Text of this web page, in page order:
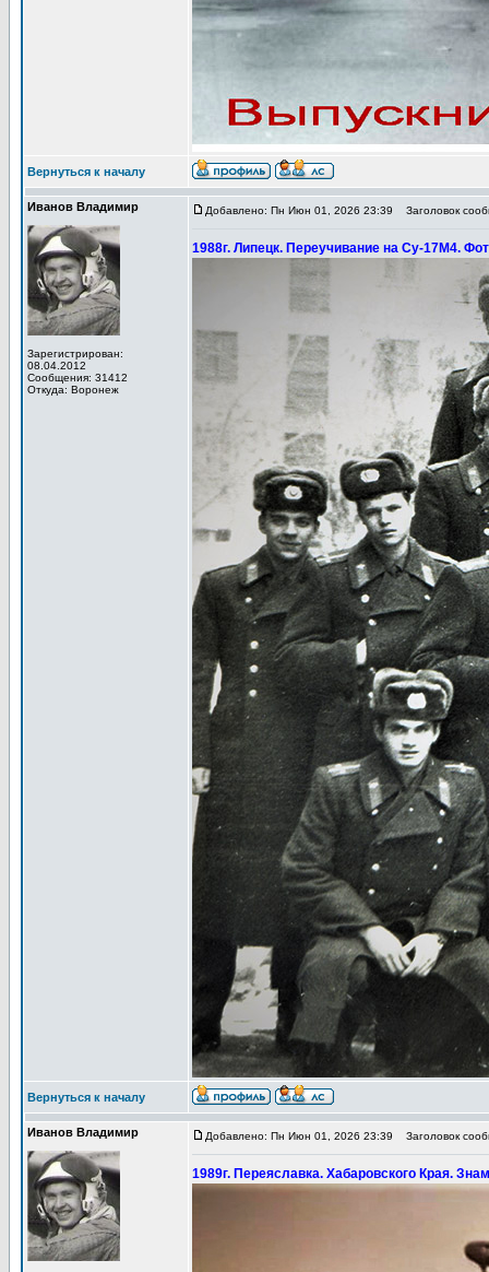
Вернуться к началу
Иванов Владимир
Зарегистрирован:
08.04.2012
Сообщения: 31412
Откуда: Воронеж
Добавлено: Пн Июн 01, 2026 23:39 Заголовок
1988г. Липецк. Переучивание на Су-17М4.
Вернуться к началу
Иванов Владимир Добавлено: Пн Июн 01, 2026 23:39 Заголовок
1989г. Переяславка. Хабаровского Края.